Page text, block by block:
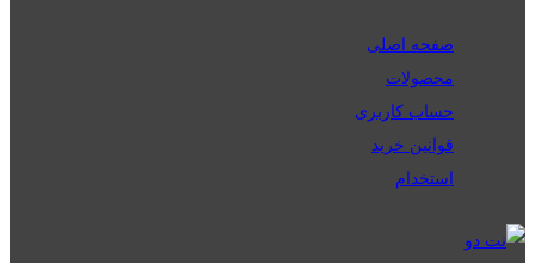
صفحه اصلی
محصولات
حساب کاربری
قوانین خرید
استخدام